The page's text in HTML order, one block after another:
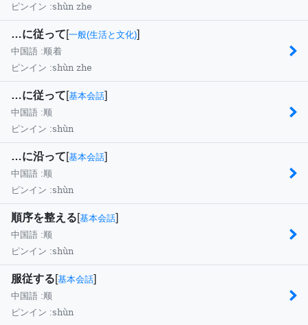
ピンイン :shùn zhe
…に従って[一般(生活と文化)]
中国語 : 顺着
ピンイン :shùn zhe
…に従って[基本会話]
中国語 : 顺
ピンイン :shùn
…に沿って[基本会話]
中国語 : 顺
ピンイン :shùn
順序を整える[基本会話]
中国語 : 顺
ピンイン :shùn
服従する[基本会話]
中国語 : 顺
ピンイン :shùn